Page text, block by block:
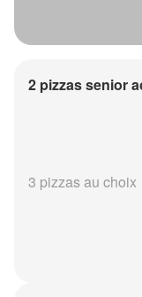
2 pizzas senior
3 pizzas au choix